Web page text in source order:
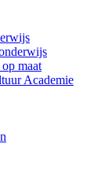
maat
Academie